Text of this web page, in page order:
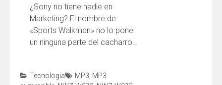
¿Sony no tiene nadie en
Marketing? El nombre de
«Sports Walkman» no lo pone
un ninguna parte del cacharro…
Tecnologia MP3 MP3